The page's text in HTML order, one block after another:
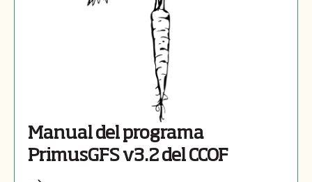
Manual del programa
PrimusGFS v3.2 del CCOF